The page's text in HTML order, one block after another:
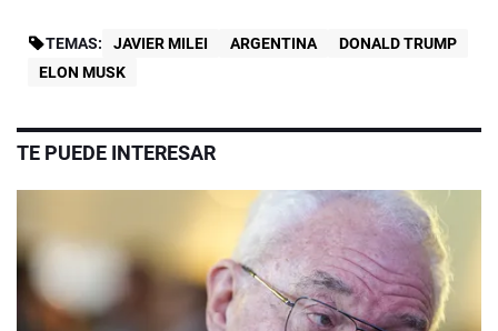
TEMAS: JAVIER MILEI ARGENTINA
DONALD TRUMP
ELON MUSK
TE PUEDE INTERESAR